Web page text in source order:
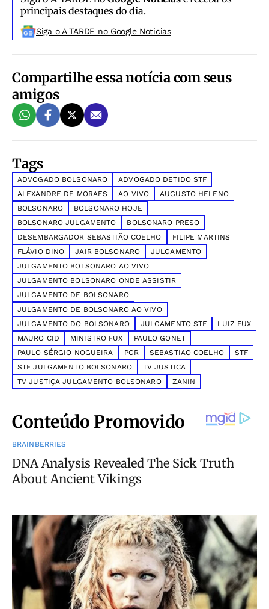
principais destaques do dia.
Siga o A TARDE no Google Noticias
Compartilhe essa notícia com seus
amigos
Tags
ADVOGADO BOLSONARO
ADVOGADO DETIDO STF
ALEXANDRE DE MORAES
AO VIVO
AUGUSTO HELENO
BOLSONARO
BOLSONARO HOJE
BOLSONARO JULGAMENTO
BOLSONARO PRESO
DESEMBARGADOR SEBASTIÃO COELHO
FILIPE MARTINS
FLÁVIO DINO
JAIR BOLSONARO
JULGAMENTO
JULGAMENTO BOLSONARO AO VIVO
JULGAMENTO BOLSONARO ONDE ASSISTIR
JULGAMENTO DE BOLSONARO
JULGAMENTO DE BOLSONARO AO VIVO
JULGAMENTO DO BOLSONARO
JULGAMENTO STF
LUIZ FUX
MAURO CID
MINISTRO FUX
PAULO GONET
PAULO SÉRGIO NOGUEIRA
PGR SEBASTIAO COELHO
STF
STF JULGAMENTO BOLSONARO
TV JUSTICA
TV JUSTIÇA JULGAMENTO BOLSONARO
ZANIN